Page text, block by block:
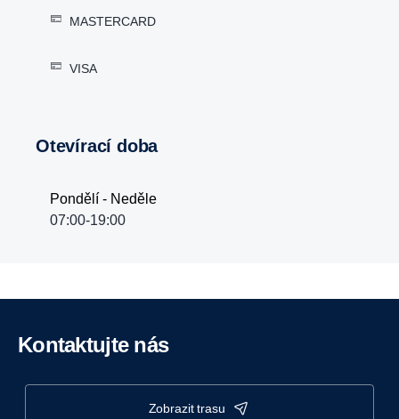
MASTERCARD
VISA
Otevírací doba
Pondělí - Neděle
07:00-19:00
Kontaktujte nás
zobrazit trasu